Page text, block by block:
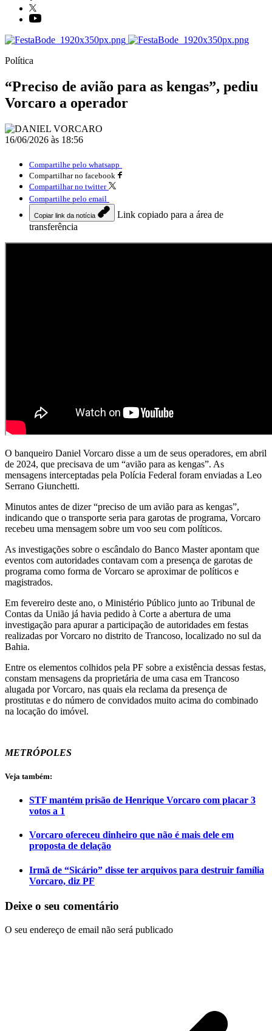
Política
“Preciso de avião para as kengas”, pediu
Vorcaro a operador
16/06/2026 às 18:56
Compartilhe pelo whatsapp
Compartilhar no facebook
Compartilhar no twitter
Compartilhe pelo email
Copiar link da notícia
Link copiado para a área de
transferência
O banqueiro Daniel Vorcaro disse a um de seus operadores, em abril
de 2024, que precisava de um “avião para as kengas”. As
mensagens interceptadas pela Polícia Federal foram enviadas a Leo
Serrano Giunchetti.
Minutos antes de dizer “preciso de um avião para as kengas”,
indicando que o transporte seria para garotas de programa, Vorcaro
recebeu uma mensagem sobre um voo seu com políticos.
As investigações sobre o escândalo do Banco Master apontam que
eventos com autoridades contavam com a presença de garotas de
programa como forma de Vorcaro se aproximar de políticos e
magistrados.
Em fevereiro deste ano, o Ministério Público junto ao Tribunal de
Contas da União já havia pedido à Corte a abertura de uma
investigação para apurar a participação de autoridades em festas
realizadas por Vorcaro no distrito de Trancoso, localizado no sul da
Bahia.
Entre os elementos colhidos pela PF sobre a existência dessas festas,
constam mensagens da proprietária de uma casa em Trancoso
alugada por Vorcaro, nas quais ela reclama da presença de
prostitutas e do número de convidados muito acima do combinado
na locação do imóvel.
METRÓPOLES
Veja também:
STF mantém prisão de Henrique Vorcaro com placar 3
votos a 1
Vorcaro ofereceu dinheiro que não é mais dele em
proposta de delação
Irmã de “Sicário” disse ter arquivos para destruir família
Vorcaro, diz PF
Deixe o seu comentário
O seu endereço de email não será publicado